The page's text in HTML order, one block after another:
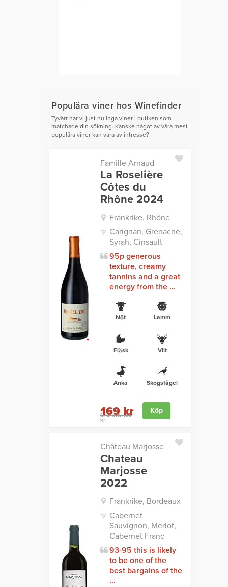
Populära viner hos Winefinder
Tyvärr har vi just nu inga viner i butiken som
matchade din sökning. Kanske något av våra mest
populära viner kan vara av intresse?
Famille Arnaud
La Roselière
Côtes du
Rhône 2024
Frankrike, Rhône
Carignan, Grenache,
Syrah, Cinsault
95p generous
texture, creamy
tannins and a great
energy from the ...
Nöt Lamm
Fläsk Vilt
Anka Skogsfågel
Ord. pris 199
kr
169 kr Köp
Château Marjosse
Chateau
Marjosse
2022
Frankrike, Bordeaux
Cabernet
Sauvignon, Merlot,
Cabernet Franc
93-95 this is likely
to be one of the
best bargains of the
...